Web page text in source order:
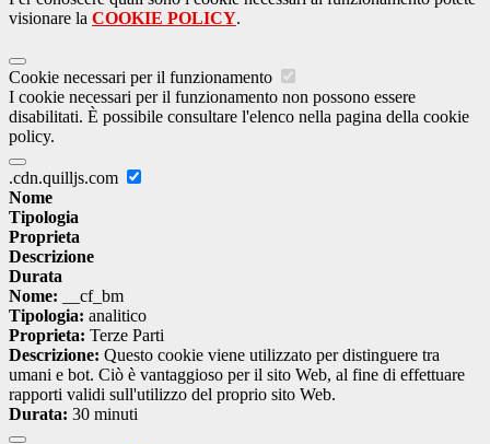
visionare la COOKIE POLICY.
Cookie necessari per il funzionamento
I cookie necessari per il funzionamento non possono essere
disabilitati. È possibile consultare l'elenco nella pagina della cookie
policy.
.cdn.quilljs.com
Nome
Tipologia
Proprieta
Descrizione
Durata
Nome: __cf_bm
Tipologia: analitico
Proprieta: Terze Parti
Descrizione: Questo cookie viene utilizzato per distinguere tra
umani e bot. Ciò è vantaggioso per il sito Web, al fine di effettuare
rapporti validi sull'utilizzo del proprio sito Web.
Durata: 30 minuti